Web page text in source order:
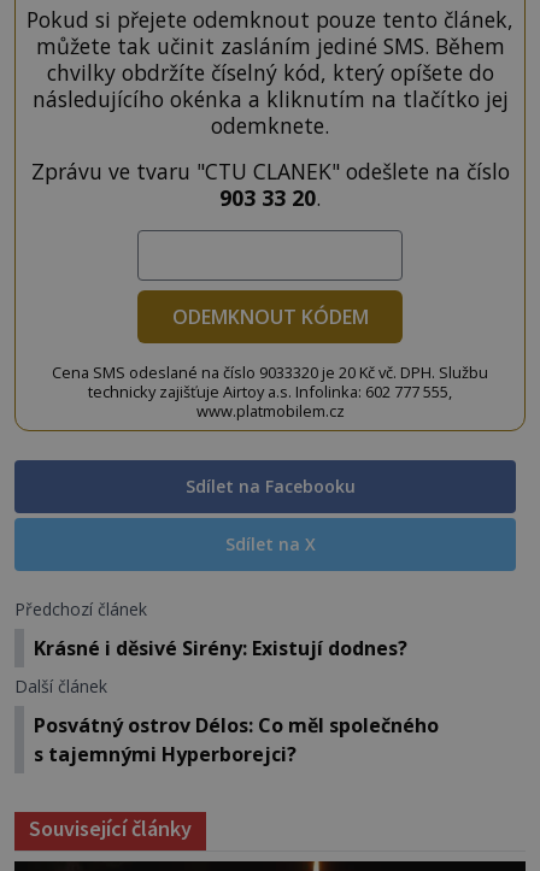
Pokud si přejete odemknout pouze tento článek,
můžete tak učinit zasláním jediné SMS. Během
chvilky obdržíte číselný kód, který opíšete do
následujícího okénka a kliknutím na tlačítko jej
odemknete.
Zprávu ve tvaru "CTU CLANEK" odešlete na číslo
903 33 20.
ODEMKNOUT KÓDEM
Cena SMS odeslané na číslo 9033320 je 20 Kč vč. DPH. Službu
technicky zajišťuje Airtoy a.s. Infolinka: 602 777 555,
www.platmobilem.cz
Sdílet na Facebooku
Sdílet na X
Předchozí článek
Krásné i děsivé Sirény: Existují dodnes?
Další článek
Posvátný ostrov Délos: Co měl společného
s tajemnými Hyperborejci?
Související články